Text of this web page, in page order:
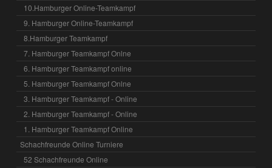
10.Hamburger Online-Teamkampf
9. Hamburger Online-Teamkampf
8.Hamburger Teamkampf
7. Hamburger Teamkampf Onlne
6. Hamburger Teamkampf online
5. Hamburger Teamkampf Onlne
3. Hamburger Teamkampf - Online
2. Hamburger Teamkampf - Online
1. Hamburger Teamkampf Online
Schachfreunde Online Turniere
52 Schachfreunde Online